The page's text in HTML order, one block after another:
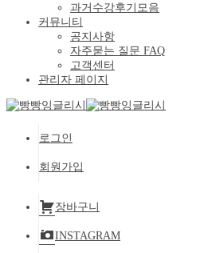
과거수강후기모음
커뮤니티
공지사항
자주묻는 질문 FAQ
고객센터
관리자 페이지
로그인
회원가입
장바구니
INSTAGRAM